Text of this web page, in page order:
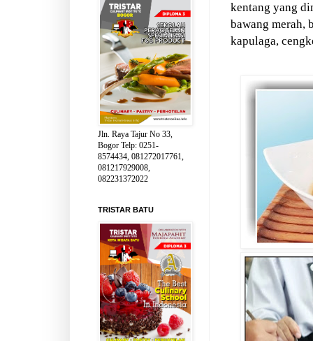
kentang yang
bawang merah,
kapulaga,
Jln. Raya Tajur No 33,
Bogor Telp: 0251-
8574434, 081272017761,
081217929008,
082231372022
TRISTAR BATU